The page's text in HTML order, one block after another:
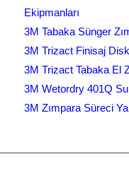
Ekipmanları
3M Tabaka Sünger
3M Trizact Finisaj
3M Trizact Tabaka El
3M Wetordry 401Q Su
3M Zımpara Süreci